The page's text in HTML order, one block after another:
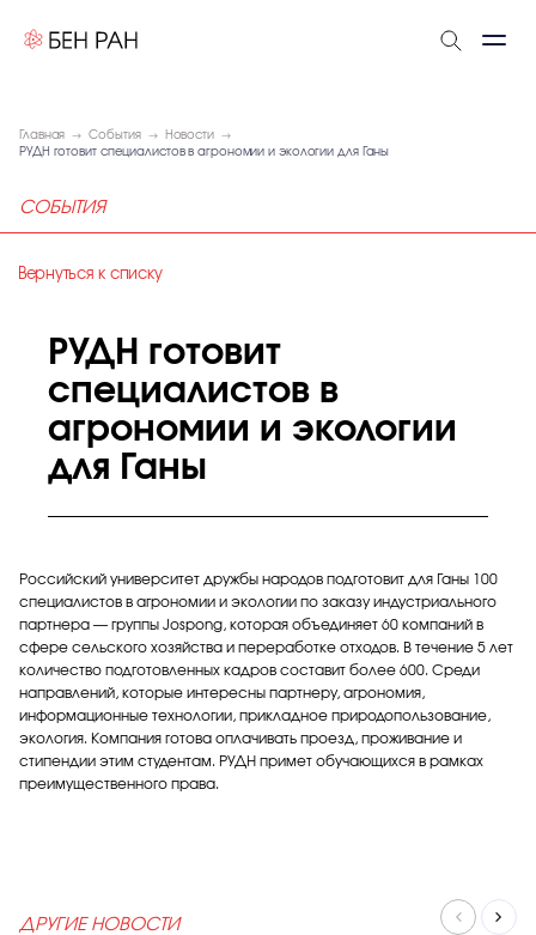
Главная События
Новости
РУДН готовит специалистов в агрономии и экологии для Ганы
СОБЫТИЯ
Вернуться к списку
РУДН готовит
специалистов в
агрономии и экологии
для Ганы
Российский университет дружбы народов подготовит для Ганы 100
специалистов в агрономии и экологии по заказу индустриального
партнера — группы Jospong, которая объединяет 60 компаний в
сфере сельского хозяйства и переработке отходов. В течение 5 лет
количество подготовленных кадров составит более 600. Среди
направлений, которые интересны партнеру, агрономия,
информационные технологии, прикладное природопользование,
экология. Компания готова оплачивать проезд, проживание и
стипендии этим студентам. РУДН примет обучающихся в рамках
преимущественного права.
ДРУГИЕ НОВОСТИ